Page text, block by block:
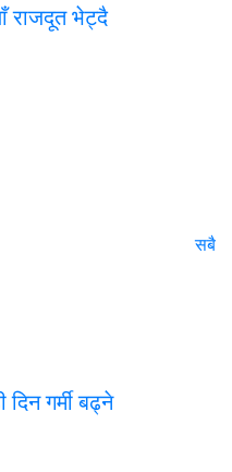
राजदूत भेट्दै
सबै
दिन गर्मी बढ्ने